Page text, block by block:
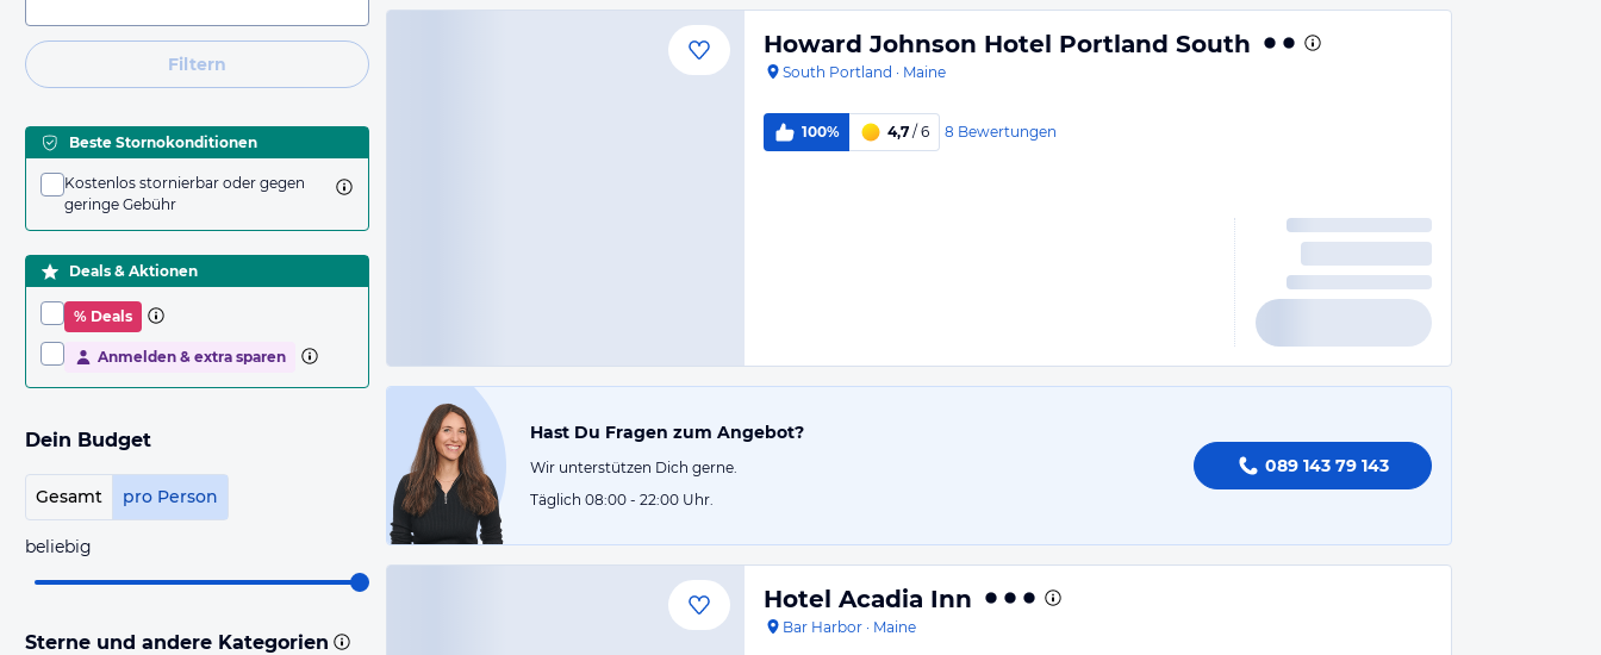
Filtern
Beste Stornokonditionen
Kostenlos stornierbar oder gegen
geringe Gebühr
Deals & Aktionen
% Deals
Anmelden & extra sparen
Dein Budget
Gesamt pro Person
beliebig
Sterne und andere Kategorien
Howard Johnson Hotel Portland South
South Portland · Maine
100% 4,7 / 6 8 Bewertungen
Hast Du Fragen zum Angebot?
Wir unterstützen Dich gerne.
Täglich 08:00 - 22:00 Uhr.
089 143 79 143
Hotel Acadia Inn
Bar Harbor · Maine